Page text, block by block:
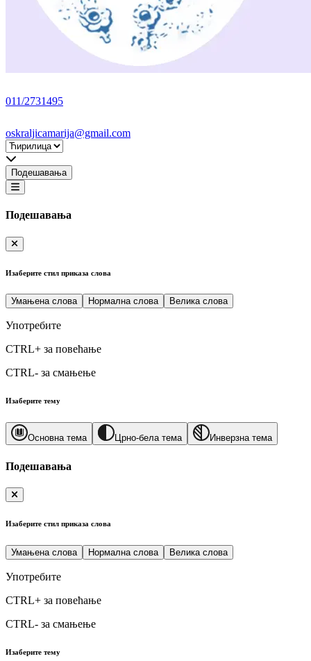
011/2731495
oskraljicamarija@gmail.com
Подешавања
Подешавања
Изаберите стил приказа слова
Умањена слова Нормална слова Велика слова
Употребите
CTRL+ за повећање
CTRL- за смањење
Изаберите тему
Основна тема Црно-бела тема Инверзна тема
Подешавања
Изаберите стил приказа слова
Умањена слова Нормална слова Велика слова
Употребите
CTRL+ за повећање
CTRL- за смањење
Изаберите тему